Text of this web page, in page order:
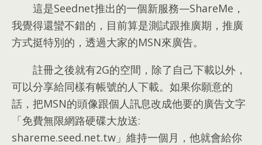
這是Seednet推出的一個新服務—ShareMe ，
我覺得還蠻不錯的 ， 目前算是測試跟推廣期 ， 推廣
方式挺特別的 ， 透過大家的MSN來廣告。
註冊之後就有2G的空間 ， 除了自己下載以外 ，
可以分享給同樣有帳號的人下載。 如果你願意的
話 ， 把MSN的頭像跟個人訊息改成他要的廣告文字
「免費無限網路硬碟大放送:
shareme.seed.net.tw」維持一個月 ， 他就會給你